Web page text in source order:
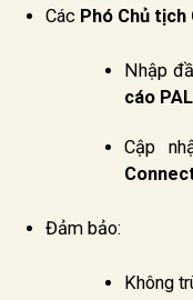
Các Phó Chủ tịch
Nhập
cáo
Cập
Đảm bảo:
Không